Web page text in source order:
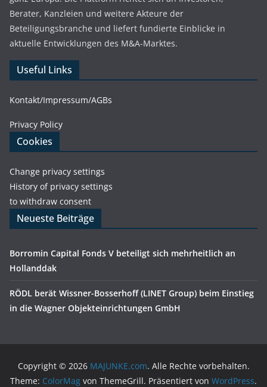
Berater, Kanzleien und weitere Akteure der
Beteiligungsbranche und liefert fundierte Einblicke in
aktuelle Entwicklungen des M&A-Marktes.
Useful Links
Kontakt/Impressum/AGBs
Privacy Policy
Cookies
Change privacy settings
History of privacy settings
to withdraw consent
Neueste Beiträge
Borromin Capital Fonds V beteiligt sich mehrheitlich an
Hollanddak
RÖDL berät Wissner-Bosserhoff (LINET Group) beim Einstieg
in die Wagner Objekteinrichtungen GmbH
Copyright © 2026 MAJUNKE.com. Alle Rechte vorbehalten.
Theme: ColorMag von ThemeGrill. Präsentiert von WordPress.